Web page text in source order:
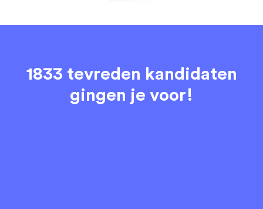
1833 tevreden kandidaten
gingen je voor!